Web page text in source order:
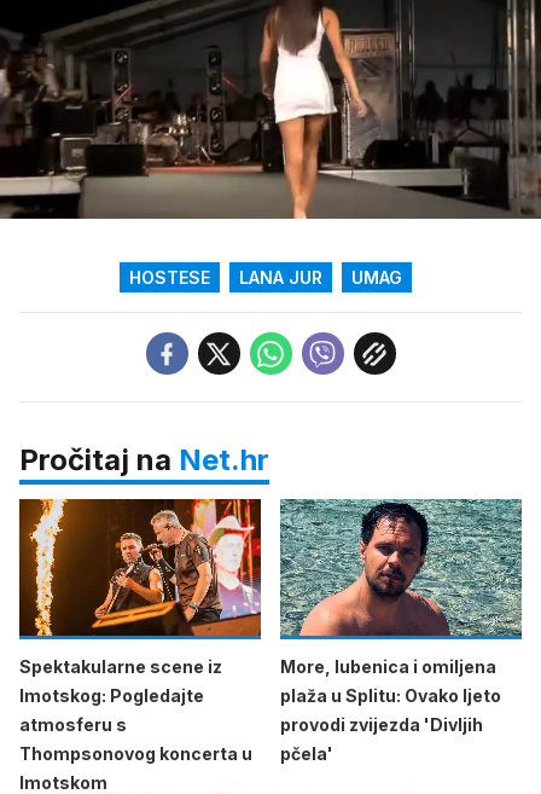
Upali
zvuk
Loaded:
39.98%
HOSTESE LANA JUR UMAG
Pročitaj na Net.hr
Spektakularne scene iz
Imotskog: Pogledajte
atmosferu s
Thompsonovog koncerta u
Imotskom
More, lubenica i omiljena
plaža u Splitu: Ovako ljeto
provodi zvijezda 'Divljih
pčela'